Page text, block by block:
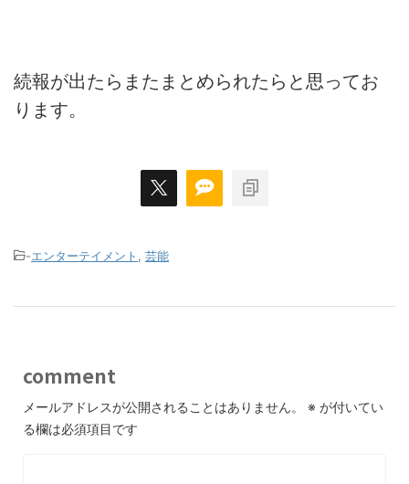
続報が出たらまたまとめられたらと思ってお
ります。
-エンターテイメント 芸能
comment
メールアドレスが公開されることはありません。 ※ が付いてい
る欄は必須項目です